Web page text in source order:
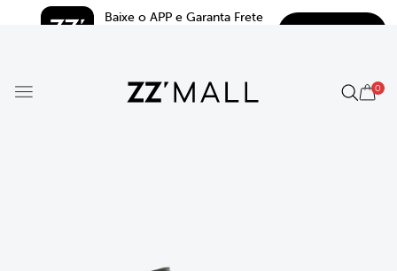
Baixe o APP e Garanta Frete
0